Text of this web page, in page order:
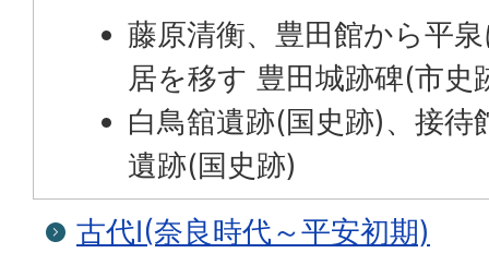
藤原清衡、豊田館から平
居を移す 豊田城跡碑(市史
白鳥舘遺跡(国史跡)、接待
遺跡(国史跡)
古代I(奈良時代～平安初期)